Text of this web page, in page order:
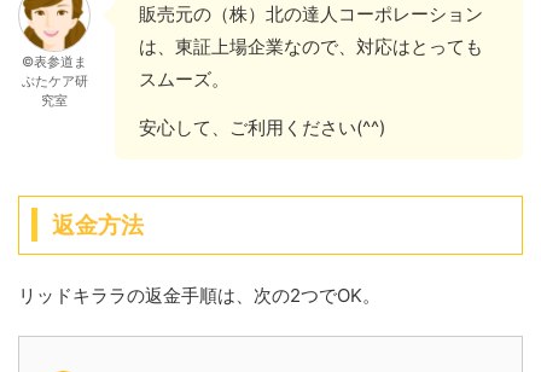
©表参道ま
ぶたケア研
究室
販売元の（株）北の達人コーポレーション
は、東証上場企業なので、対応はとっても
スムーズ。
安心して、ご利用ください(^^)
返金方法
リッドキララの返金手順は、次の2つでOK。